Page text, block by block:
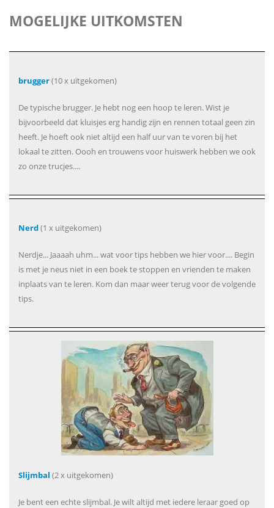
MOGELIJKE UITKOMSTEN
brugger(10 x uitgekomen)
De typische brugger. Je hebt nog een hoop te leren. Wist je
bijvoorbeeld dat kluisjes erg handig zijn en rennen totaal geen zin
heeft. Je hoeft ook niet altijd een half uur van te voren bij het
lokaal te zitten. Oooh en trouwens voor huiswerk hebben we ook
zo onze trucjes....
Nerd(1 x uitgekomen)
Nerdje... Jaaaah uhm... wat voor tips hebben we hier voor.... Begin
is met je neus niet in een boek te stoppen en vrienden te maken
inplaats van te leren. Kom dan maar weer terug voor de volgende
tips.
Slijmbal (2 x uitgekomen)
Je bent een echte slijmbal. Je wilt altijd met iedere leraar goed op